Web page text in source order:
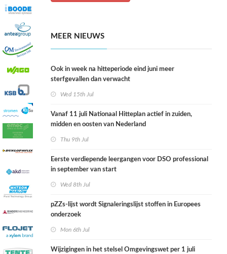
MEER NIEUWS
Ook in week na hitteperiode eind juni meer
sterfgevallen dan verwacht
Wed 15th Jul
Vanaf 11 juli Nationaal Hitteplan actief in zuiden,
midden en oosten van Nederland
Thu 9th Jul
Eerste verdiepende leergangen voor DSO professional
in september van start
Wed 8th Jul
pZZs-lijst wordt Signaleringslijst stoffen in Europees
onderzoek
Mon 6th Jul
Wijzigingen in het stelsel Omgevingswet per 1 juli